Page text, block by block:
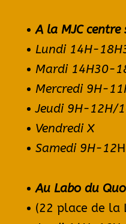
A la MJC centre
Lundi 14H-
Mardi 14H30-
Mercredi 9H-
Jeudi 9H-12H/
Vendredi X
Samedi 9H-12H
Au Labo du
(22 place de la